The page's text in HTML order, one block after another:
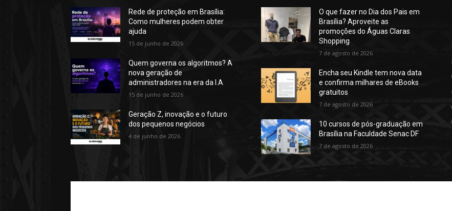
Rede de proteção em Brasília:
Como mulheres podem obter
ajuda
15 de junho de 2026
Quem governa os algoritmos? A
nova geração de
administradores na era da I.A
15 de junho de 2026
Geração Z, inovação e o futuro
dos pequenos negócios
4 de junho de 2026
O que fazer no Dia dos Pais em
Brasília? Aproveite as
promoções do Águas Claras
Shopping
7 de agosto de 2026
Encha seu Kindle tem nova data
e confirma milhares de eBooks
gratuitos
7 de agosto de 2026
10 cursos de pós-graduação em
Brasília na Faculdade Senac DF
7 de agosto de 2026